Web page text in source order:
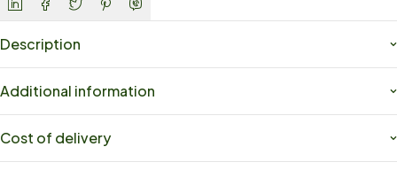
Description
Additional information
Cost of delivery